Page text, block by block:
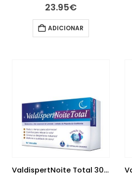
23.95€
ADICIONAR
ValdispertNoite Total 30 Cápsulas